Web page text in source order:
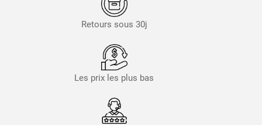
Retours sous 30j
Les prix les plus bas